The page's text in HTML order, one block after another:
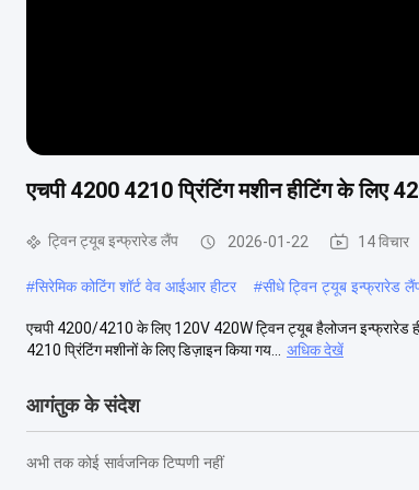
एचपी 4200 4210 प्रिंटिंग मशीन हीटिंग के लिए
ट्विन ट्यूब इन्फ्रारेड लैंप 2026-01-22 14 विचार
#सिरेमिक कोटिंग शॉर्ट वेव आईआर हीटर #सीधे ट्विन ट्यूब इन्फ्रारेड
एचपी 4200/4210 के लिए 120V 420W ट्विन ट्यूब हैलोजन इन्फ्रारेड
4210 प्रिंटिंग मशीनों के लिए डिज़ाइन किया गय...
अधिक देखें
आगंतुक के संदेश
अभी तक कोई सार्वजनिक टिप्पणी नहीं